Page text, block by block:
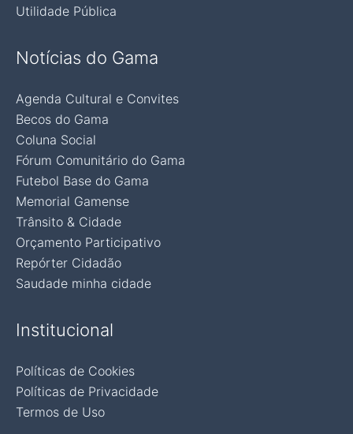
Utilidade Pública
Notícias do Gama
Agenda Cultural e Convites
Becos do Gama
Coluna Social
Fórum Comunitário do Gama
Futebol Base do Gama
Memorial Gamense
Trânsito & Cidade
Orçamento Participativo
Repórter Cidadão
Saudade minha cidade
Institucional
Políticas de Cookies
Políticas de Privacidade
Termos de Uso